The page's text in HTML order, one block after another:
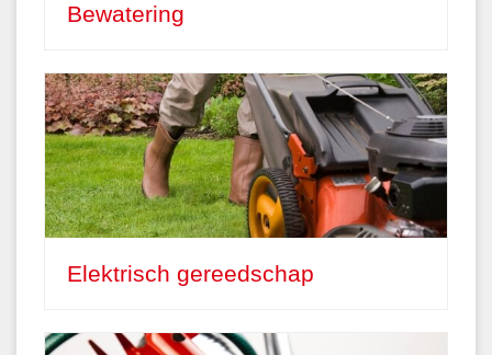
Bewatering
Elektrisch gereedschap